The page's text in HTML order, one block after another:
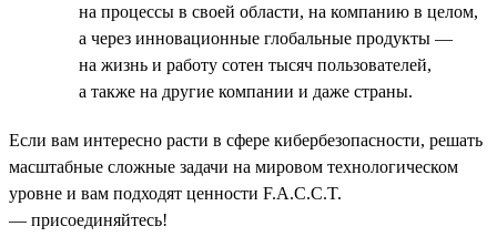
на процессы в своей области, на компанию в целом,
а через инновационные глобальные продукты —
на жизнь и работу сотен тысяч пользователей,
а также на другие компании и даже страны.
Если вам интересно расти в сфере кибербезопасности, решать
масштабные сложные задачи на мировом технологическом
уровне и вам подходят ценности F.A.C.C.T.
— присоединяйтесь!